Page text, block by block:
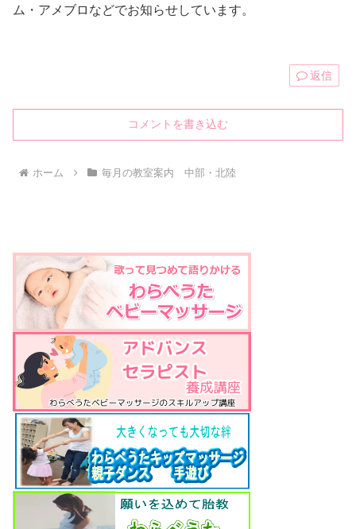
ム・アメブロなどでお知らせしています。
返信
コメントを書き込む
ホーム 毎月の教室案内 中部・北陸